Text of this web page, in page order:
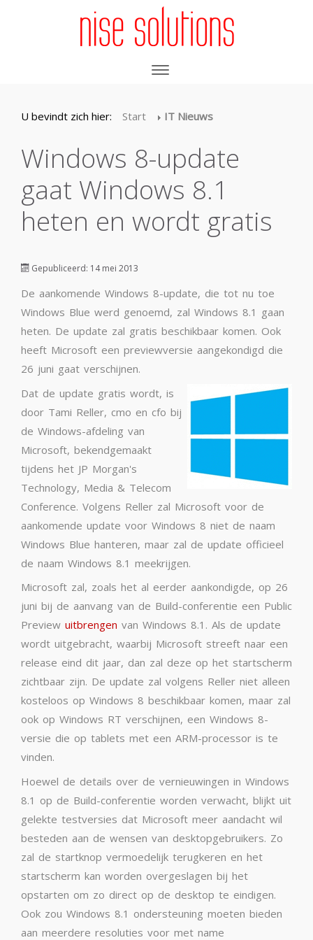
U bevindt zich hier: Start IT Nieuws
Windows 8-update
gaat Windows 8.1
heten en wordt gratis
Gepubliceerd: 14 mei 2013
De aankomende Windows 8-update, die tot nu toe
Windows Blue werd genoemd, zal Windows 8.1 gaan
heten. De update zal gratis beschikbaar komen. Ook
heeft Microsoft een previewversie aangekondigd die
26 juni gaat verschijnen.
Dat de update gratis wordt, is
door Tami Reller, cmo en cfo bij
de Windows-afdeling van
Microsoft, bekendgemaakt
tijdens het JP Morgan's
Technology, Media & Telecom
Conference. Volgens Reller zal Microsoft voor de
aankomende update voor Windows 8 niet de naam
Windows Blue hanteren, maar zal de update officieel
de naam Windows 8.1 meekrijgen.
Microsoft zal, zoals het al eerder aankondigde, op 26
juni bij de aanvang van de Build-conferentie een Public
Preview uitbrengen van Windows 8.1. Als de update
wordt uitgebracht, waarbij Microsoft streeft naar een
release eind dit jaar, dan zal deze op het startscherm
zichtbaar zijn. De update zal volgens Reller niet alleen
kosteloos op Windows 8 beschikbaar komen, maar zal
ook op Windows RT verschijnen, een Windows 8-
versie die op tablets met een ARM-processor is te
vinden.
Hoewel de details over de vernieuwingen in Windows
8.1 op de Build-conferentie worden verwacht, blijkt uit
gelekte testversies dat Microsoft meer aandacht wil
besteden aan de wensen van desktopgebruikers. Zo
zal de startknop vermoedelijk terugkeren en het
startscherm kan worden overgeslagen bij het
opstarten om zo direct op de desktop te eindigen.
Ook zou Windows 8.1 ondersteuning moeten bieden
aan meerdere resoluties voor met name